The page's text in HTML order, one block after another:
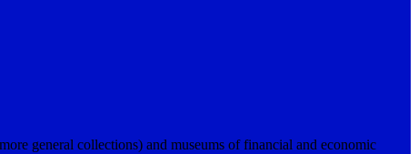
general collections) and museums of financial and economic